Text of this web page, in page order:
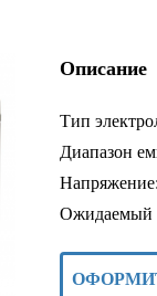
Описание
Тип
Диапазон
Ожидаемый